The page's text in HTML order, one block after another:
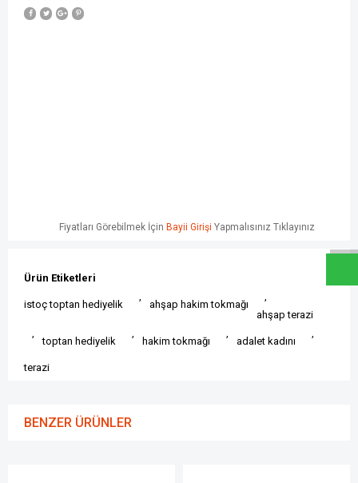
Fiyatları Görebilmek İçin Bayii Girişi Yapmalısınız Tıklayınız
Ürün Etiketleri
istoç toptan hediyelik
,
ahşap hakim tokmağı
,
ahşap terazi
,
toptan hediyelik
,
hakim tokmağı
,
adalet kadını
,
terazi
BENZER ÜRÜNLER